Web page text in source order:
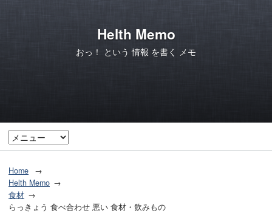
Helth Memo
おっ！ という 情報 を書く メモ
Home
Helth Memo
食材
らっきょう 食べ合わせ 悪い 食材・飲みもの